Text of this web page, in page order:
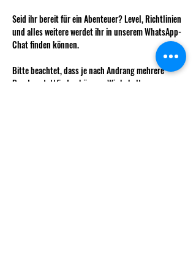
Seid ihr bereit für ein Abenteuer? Level, Richtlinien
und alles weitere werdet ihr in unserem WhatsApp-
Chat finden können.
Bitte beachtet, dass je nach Andrang mehrere
Runden stattfinden können. Wir behalten uns vor